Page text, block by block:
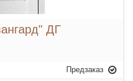
ДГ
Предзаказ